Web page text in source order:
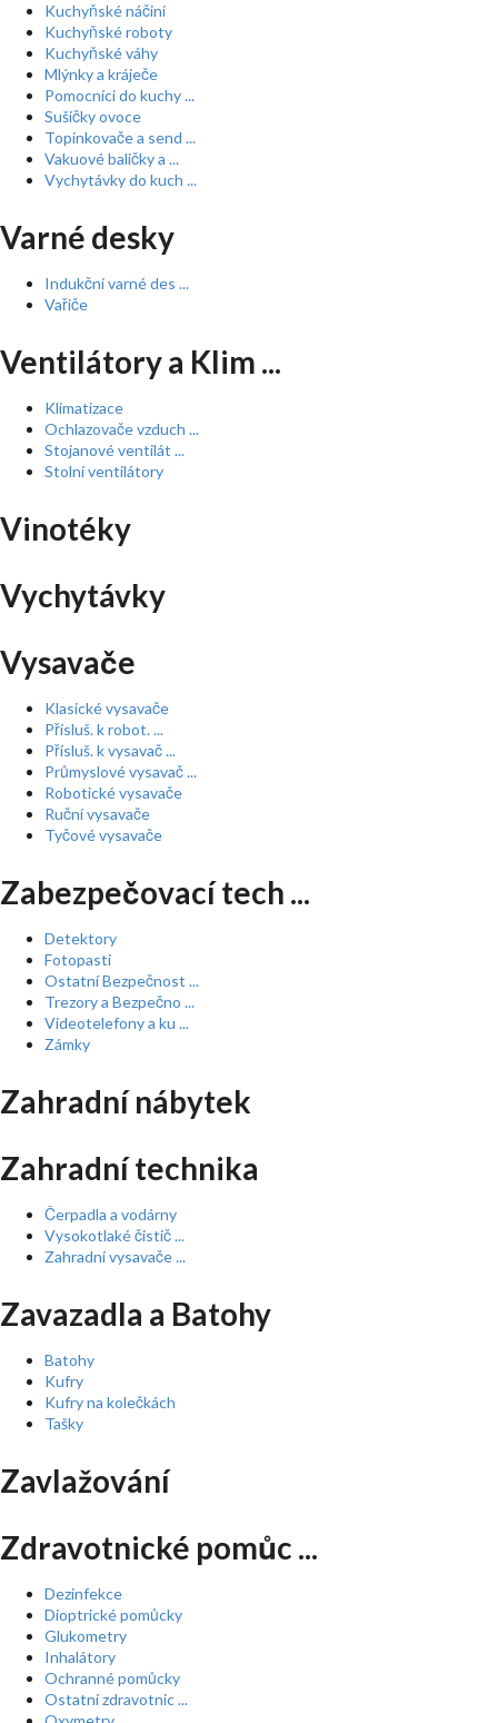
Kuchyňské náčiní
Kuchyňské roboty
Kuchyňské váhy
Mlýnky a kráječe
Pomocníci do kuchy ...
Sušičky ovoce
Topinkovače a send ...
Vakuové baličky a ...
Vychytávky do kuch ...
Varné desky
Indukční varné des ...
Vařiče
Ventilátory a Klim ...
Klimatizace
Ochlazovače vzduch ...
Stojanové ventilát ...
Stolní ventilátory
Vinotéky
Vychytávky
Vysavače
Klasické vysavače
Přísluš. k robot. ...
Přísluš. k vysavač ...
Průmyslové vysavač ...
Robotické vysavače
Ruční vysavače
Tyčové vysavače
Zabezpečovací tech ...
Detektory
Fotopasti
Ostatní Bezpečnost ...
Trezory a Bezpečno ...
Videotelefony a ku ...
Zámky
Zahradní nábytek
Zahradní technika
Čerpadla a vodárny
Vysokotlaké čistič ...
Zahradní vysavače ...
Zavazadla a Batohy
Batohy
Kufry
Kufry na kolečkách
Tašky
Zavlažování
Zdravotnické pomůc ...
Dezinfekce
Dioptrické pomůcky
Glukometry
Inhalátory
Ochranné pomůcky
Ostatní zdravotnic ...